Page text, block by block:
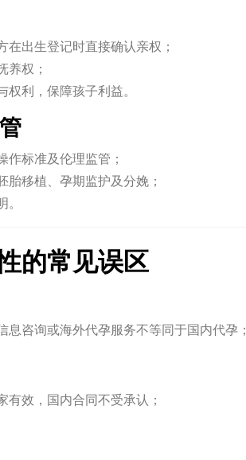
在出生登记时直接确认亲权；
养权；
利，保障孩子利益。
作标准及伦理监管；
胎移植、孕期监护及分娩；
的常见误区
息咨询或海外代孕服务不等同于国内代孕；
有效，国内合同不受承认；